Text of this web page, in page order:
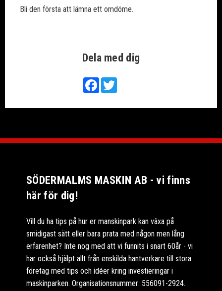
Dela med dig
FacebookTwitter
Bli den första att lämna ett omdöme.
SÖDERMALMS MASKIN AB - vi finns
här för dig!
Vill du ha tips på hur er manskinpark kan växa på
smidigast sätt eller bara prata med någon men lång
erfarenhet? Inte nog med att vi funnits i snart 60år - vi
har också hjälpt allt från enskilda hantverkare till stora
företag med tips och idéer kring investieringar i
maskinparken. Organisationsnummer: 556091-2924.